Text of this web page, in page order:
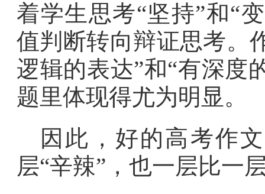
着学生思考“坚持”和“
值判断转向辩证思考。
逻辑的表达”和“有深度
题里体现得尤为明显。
因此，好的高考作
层“辛辣”，也一层比一